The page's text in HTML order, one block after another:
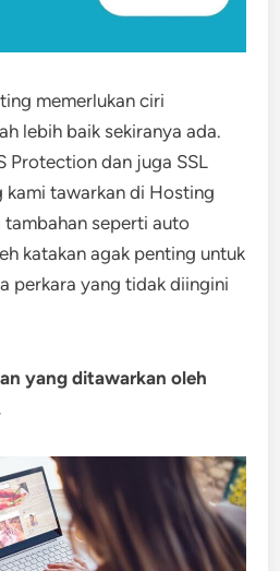
memerlukan ciri
lebih baik sekiranya ada.
Protection dan juga SSL
kami tawarkan di Hosting
tambahan seperti auto
katakan agak penting untuk
perkara yang tidak diingini
yang ditawarkan oleh